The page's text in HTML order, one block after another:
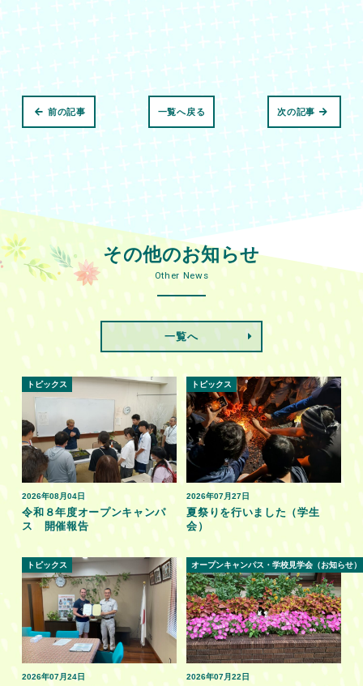
次の記事
一覧へ戻る
前の記事
その他のお知らせ
Other News
一覧へ
2026年08月04日
トピックス
令和８年度オープンキャンパ
ス 開催報告
2026年07月27日
トピックス
夏祭りを行いました（学生
会）
2026年07月24日
トピックス
2026年07月22日
オープンキャンパス・学校見学会（お知らせ）